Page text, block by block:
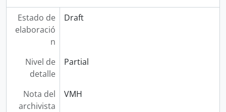
Estado de
elaboració
n
Draft
Nivel de
detalle
Partial
Nota del
archivista
VMH